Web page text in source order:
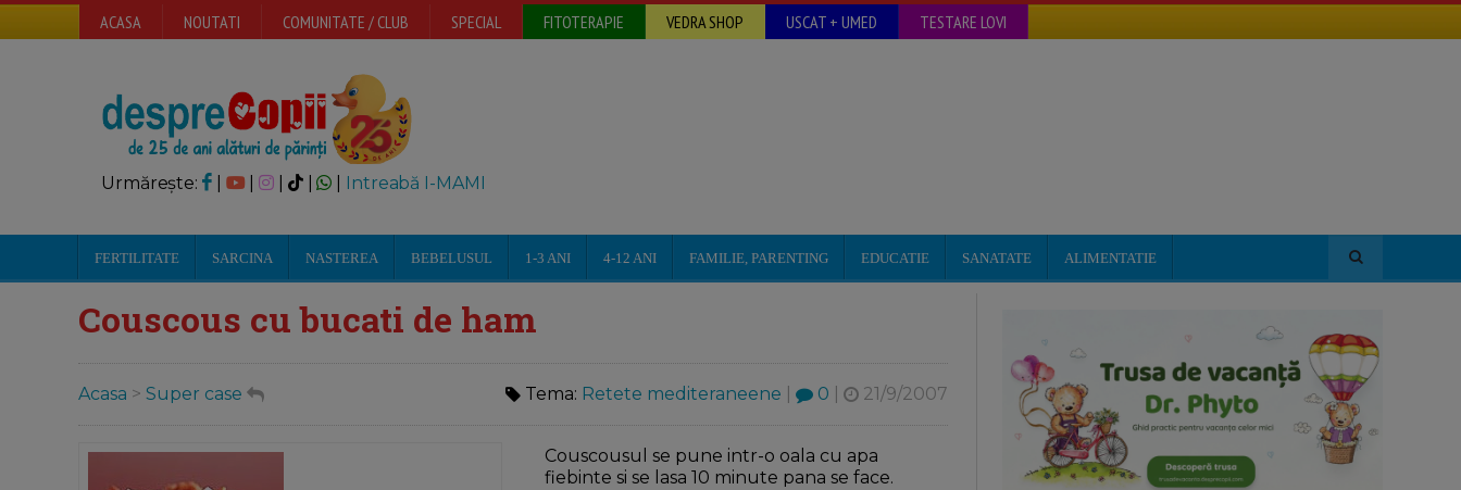
ACASA NOUTATI COMUNITATE / CLUB SPECIAL FITOTERAPIE VEDRA SHOP USCAT + UMED TESTARE LOVI
Urmărește: | | Intreabă I-MAMI
FERTILITATE SARCINA NASTEREA BEBELUSUL 1-3 ANI 4-12 ANI FAMILIE, PARENTING EDUCATIE SANATATE ALIMENTATIE
Couscous cu bucati de ham
Acasa > Super case Tema: Retete mediteraneene 0 21/9/2007
Couscousul se pune intr-o oala cu apa
fiebinte si se lasa 10 minute pana se face.